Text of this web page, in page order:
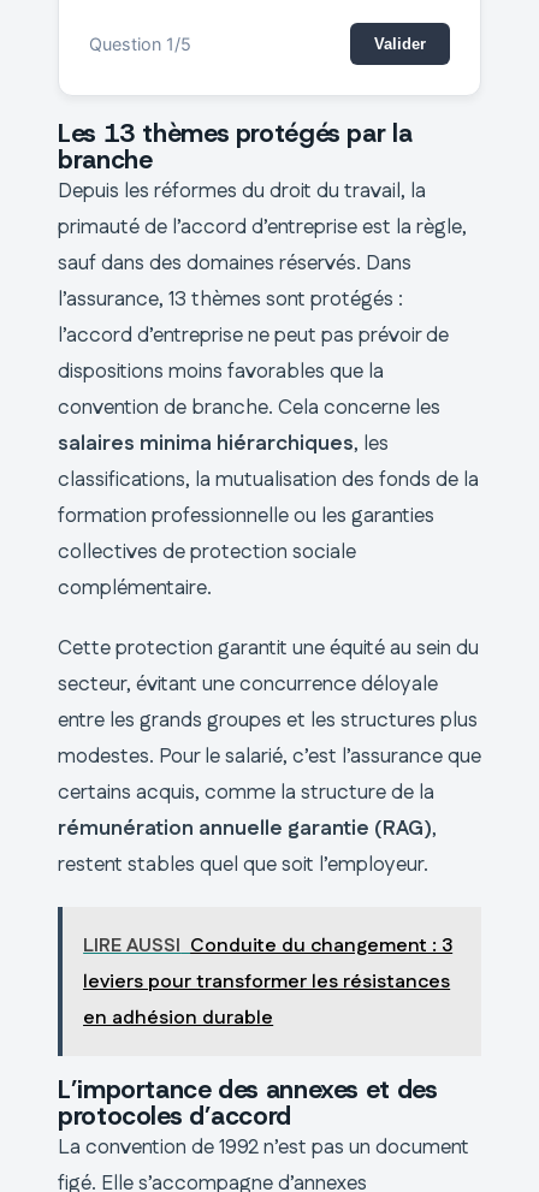
Question 1/5 Valider
Les 13 thèmes protégés par la
branche
Depuis les réformes du droit du travail, la
primauté de l’accord d’entreprise est la règle,
sauf dans des domaines réservés. Dans
l’assurance, 13 thèmes sont protégés :
l’accord d’entreprise ne peut pas prévoir de
dispositions moins favorables que la
convention de branche. Cela concerne les
salaires minima hiérarchiques, les
classifications, la mutualisation des fonds de la
formation professionnelle ou les garanties
collectives de protection sociale
complémentaire.
Cette protection garantit une équité au sein du
secteur, évitant une concurrence déloyale
entre les grands groupes et les structures plus
modestes. Pour le salarié, c’est l’assurance que
certains acquis, comme la structure de la
rémunération annuelle garantie (RAG),
restent stables quel que soit l’employeur.
LIRE AUSSI Conduite du changement : 3
leviers pour transformer les résistances
en adhésion durable
L’importance des annexes et des
protocoles d’accord
La convention de 1992 n’est pas un document
figé. Elle s’accompagne d’annexes